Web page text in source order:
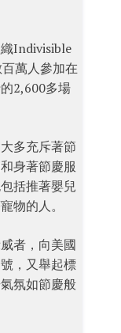
Indivisible
萬人參加在
2,600多場
多充斥著節
身著節慶服
括推著嬰兒
物的人。
者，向美國
，又舉起標
氛如節慶般